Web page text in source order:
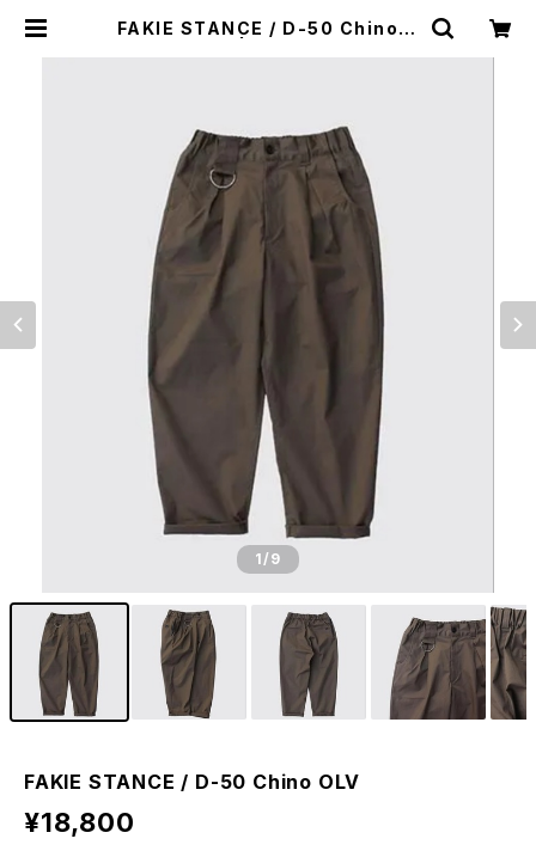
FAKIE STANCE / D-50 Chino O
1/9
FAKIE STANCE / D-50 Chino OLV
¥18,800